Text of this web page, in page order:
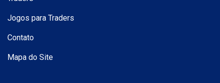
Jogos para Traders
Contato
Mapa do Site